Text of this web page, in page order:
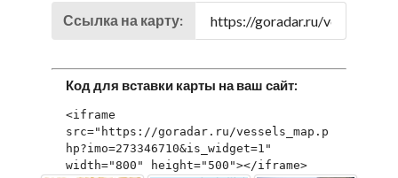
Ссылка на карту:
Код для вставки карты на ваш сайт:
<iframe
src="https://goradar.ru/vessels_map.p
hp?imo=273346710&is_widget=1"
width="800" height="500"></iframe>